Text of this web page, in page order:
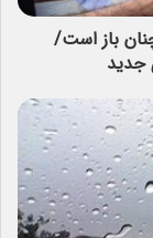
باز است/
جدید